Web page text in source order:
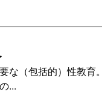
な（包括的）性教育
...